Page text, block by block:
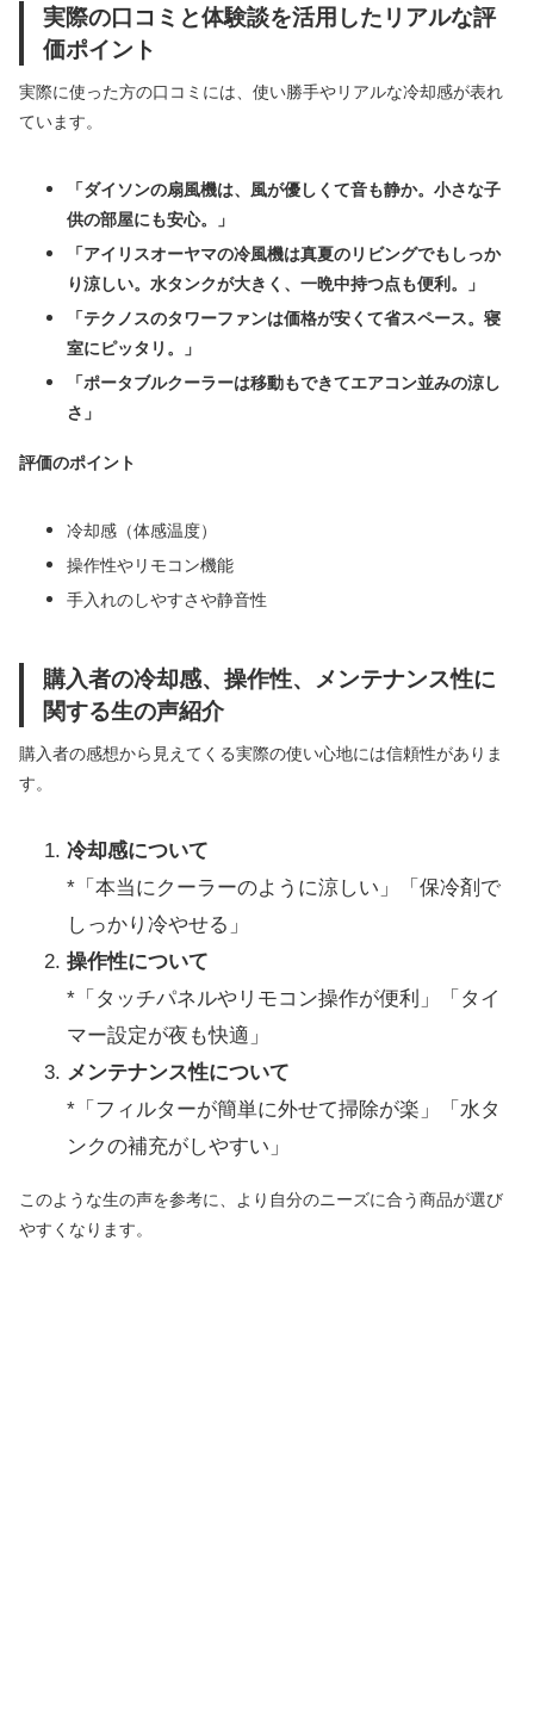
実際の口コミと体験談を活用したリアルな評
価ポイント
実際に使った方の口コミには、使い勝手やリアルな冷却感が表れ
ています。
「ダイソンの扇風機は、風が優しくて音も静か。小さな子
供の部屋にも安心。」
「アイリスオーヤマの冷風機は真夏のリビングでもしっか
り涼しい。水タンクが大きく、一晩中持つ点も便利。」
「テクノスのタワーファンは価格が安くて省スペース。寝
室にピッタリ。」
「ポータブルクーラーは移動もできてエアコン並みの涼し
さ」
評価のポイント
冷却感（体感温度）
操作性やリモコン機能
手入れのしやすさや静音性
購入者の冷却感、操作性、メンテナンス性に
関する生の声紹介
購入者の感想から見えてくる実際の使い心地には信頼性がありま
す。
冷却感について
*「本当にクーラーのように涼しい」「保冷剤で
しっかり冷やせる」
操作性について
*「タッチパネルやリモコン操作が便利」「タイ
マー設定が夜も快適」
メンテナンス性について
*「フィルターが簡単に外せて掃除が楽」「水タ
ンクの補充がしやすい」
このような生の声を参考に、より自分のニーズに合う商品が選び
やすくなります。